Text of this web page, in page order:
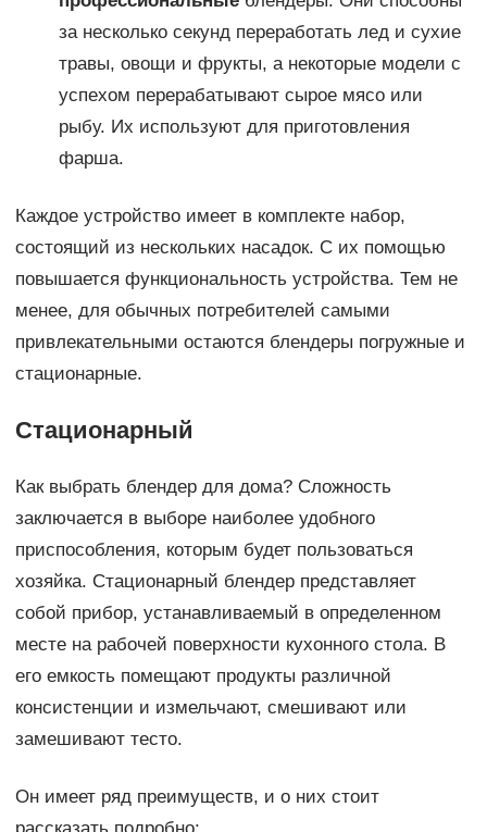
за несколько секунд переработать лед и сухие
травы, овощи и фрукты, а некоторые модели с
успехом перерабатывают сырое мясо или
рыбу. Их используют для приготовления
фарша.
Каждое устройство имеет в комплекте набор,
состоящий из нескольких насадок. С их помощью
повышается функциональность устройства. Тем не
менее, для обычных потребителей самыми
привлекательными остаются блендеры погружные и
стационарные.
Стационарный
Как выбрать блендер для дома? Сложность
заключается в выборе наиболее удобного
приспособления, которым будет пользоваться
хозяйка. Стационарный блендер представляет
собой прибор, устанавливаемый в определенном
месте на рабочей поверхности кухонного стола. В
его емкость помещают продукты различной
консистенции и измельчают, смешивают или
замешивают тесто.
Он имеет ряд преимуществ, и о них стоит